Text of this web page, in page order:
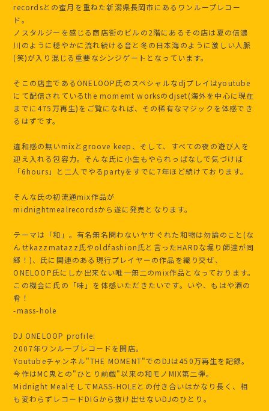
recordsとの蜜月を重ねた新潟県長岡市にあるワンループレコー
ド。
ノスタルジーを感じる商店街のビルの2階にあるその店は夏の信濃
川のように穏やかに流れ続ける音と冬の日本海のように激しい人脈
(笑)が入り混じる重要なシンジゲートとなっています。
そこの店主であるONELOOP氏のスペシャルなdjプレイはyoutube
にて配信されているthe momemt worksのdjset(海外を中心に現在
までに475万再生)をご覧になれば、その稀有なマジックを体感でき
るはずです。
違和感の無いmixとgroove keep、そして、すべての夜の遊び人を
迎え入れる包容力。そんな氏に小生もやられっぱなしで気づけば
「6hours」と二人でやるpartyをすでに7年ほど続けております。
そんな氏の初流通mix作品が
midnightmealrecordsから遂に発売となります。
テーマは「和」。有名無名問わないヤサぐれた和物は勿論のこと(な
んせkazzmatazz氏やoldfashion氏と言ったHARDな堀り師達が同
郷！)、氏に関連のある現行プレイヤーの作品を織り交ぜ、
ONELOOP氏にしか出来ない唯一無二のmix作品となっております。
この機会に氏の「味」を体感いただきたいです。いや、もはや酒の
肴！
-mass-hole
DJ ONELOOP profile:
2007年ワンループレコードを開店。
Youtubeチャンネル"THE MOMENT"でのDJは450万再生を記録。
今作はMC鬼との"ひとり前戯"以来の和モノMIX第二弾。
Midnight MealそしてMASS-HOLEとの付き合いはかなり長く、相
も変わらずレコードDIGから抜け出せないDJのひとり。